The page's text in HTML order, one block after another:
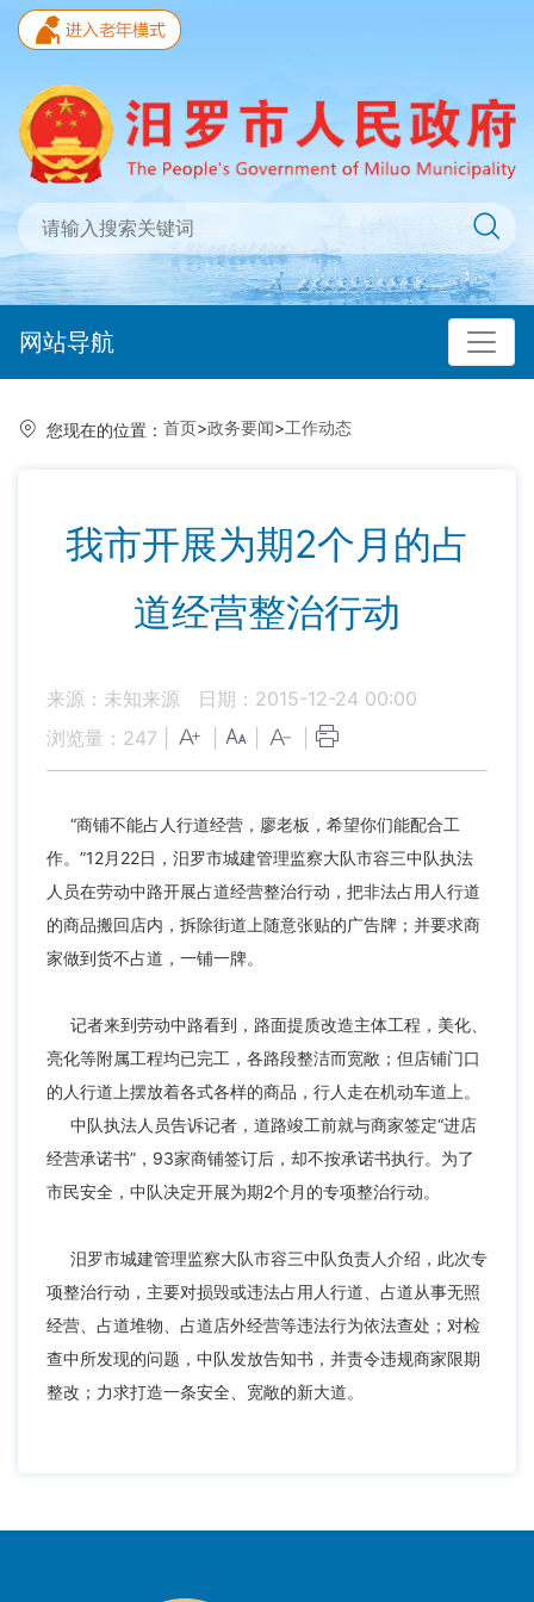
网站导航
您现在的位置： 首页>政务要闻>工作动态
我市开展为期2个月的占
道经营整治行动
来源：未知来源
日期：2015-12-24 00:00
浏览量： 247
“商铺不能占人行道经营，廖老板，希望你们能配合工
作。”12月22日，汨罗市城建管理监察大队市容三中队执法
人员在劳动中路开展占道经营整治行动，把非法占用人行道
的商品搬回店内，拆除街道上随意张贴的广告牌；并要求商
家做到货不占道，一铺一牌。
记者来到劳动中路看到，路面提质改造主体工程，美化、
亮化等附属工程均已完工，各路段整洁而宽敞；但店铺门口
的人行道上摆放着各式各样的商品，行人走在机动车道上。
中队执法人员告诉记者，道路竣工前就与商家签定“进店
经营承诺书”，93家商铺签订后，却不按承诺书执行。为了
市民安全，中队决定开展为期2个月的专项整治行动。
汨罗市城建管理监察大队市容三中队负责人介绍，此次专
项整治行动，主要对损毁或违法占用人行道、占道从事无照
经营、占道堆物、占道店外经营等违法行为依法查处；对检
查中所发现的问题，中队发放告知书，并责令违规商家限期
整改；力求打造一条安全、宽敞的新大道。